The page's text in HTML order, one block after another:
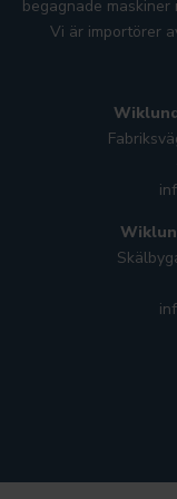
begagnade
Vi är importörer